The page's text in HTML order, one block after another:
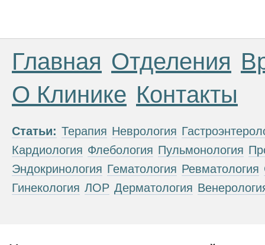
Главная Отделения
О Клинике Контакты
Статьи: Терапия Неврология
Кардиология Флебология Пульмонология
Эндокринология Гематология Ревматология
Гинекология ЛОР Дерматология